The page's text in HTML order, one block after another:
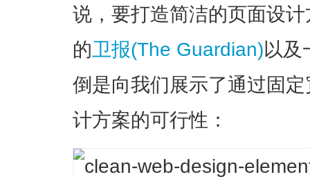
说，要打造简洁的页面设
的卫报(The Guardian)以及
倒是向我们展示了通过固
计方案的可行性：